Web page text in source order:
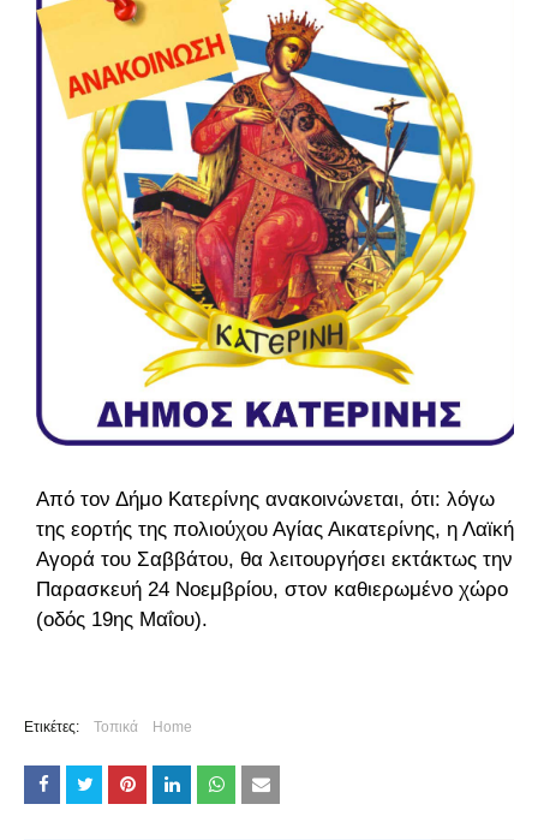
Από τον Δήμο Κατερίνης ανακοινώνεται, ότι: λόγω
της εορτής της πολιούχου Αγίας Αικατερίνης, η Λαϊκή
Αγορά του Σαββάτου, θα λειτουργήσει εκτάκτως την
Παρασκευή 24 Νοεμβρίου, στον καθιερωμένο χώρο
(οδός 19ης Μαΐου).
Ετικέτες: Τοπικά Home